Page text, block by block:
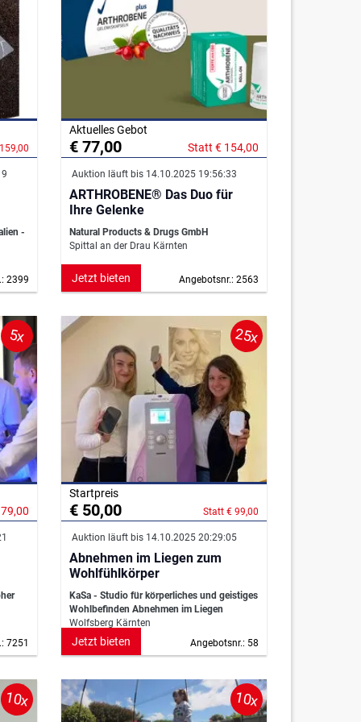
-
2399
Aktuelles Gebot
€ 77,00 Statt € 154,00
Auktion läuft bis 14.10.2025 19:56:33
ARTHROBENE® Das Duo für
Ihre Gelenke
Natural Products & Drugs GmbH
Spittal an der Drau Kärnten
Angebotsnr.: 2563
Jetzt bieten
5x
7251
25x
Startpreis
€ 50,00 Statt € 99,00
Auktion läuft bis 14.10.2025 20:29:05
Abnehmen im Liegen zum
Wohlfühlkörper
KaSa - Studio für körperliches und geistiges
Wohlbefinden Abnehmen im Liegen
Wolfsberg Kärnten
Angebotsnr.: 58
Jetzt bieten
10x 10x